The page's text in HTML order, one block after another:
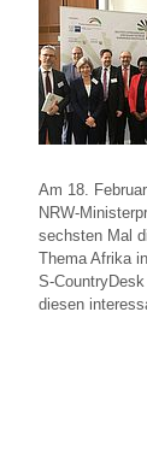
Am 18.
NRW-
sechsten Mal
Thema Afrika
S-
diesen